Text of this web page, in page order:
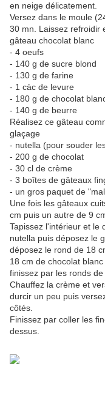
en neige délicatement.
Versez dans le moule
30 mn. Laissez refroidir
gâteau chocolat blanc
- 4 oeufs
- 140 g de sucre blond
- 130 g de farine
- 1 càc de levure
- 180 g de chocolat
- 140 g de beurre
Réalisez ce gâteau
glaçage
- nutella (pour souder
- 200 g de chocolat
- 30 cl de crème
- 3 boîtes de gâteaux
- un gros paquet de
Une fois les gâteaux
cm puis un autre de 9
Tapissez l'intérieur et le
nutella puis déposez le
déposez le rond de 18
18 cm de chocolat
finissez par les ronds de
Chauffez la crème et
durcir un peu puis
côtés.
Finissez par coller les
dessus.